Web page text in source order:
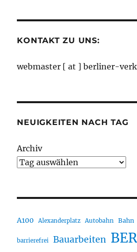
KONTAKT ZU UNS:
webmaster [ at ] berliner-
NEUIGKEITEN NACH TAG
Archiv
A100 Alexanderplatz Autobahn Bahn
barrierefrei Bauarbeiten BER